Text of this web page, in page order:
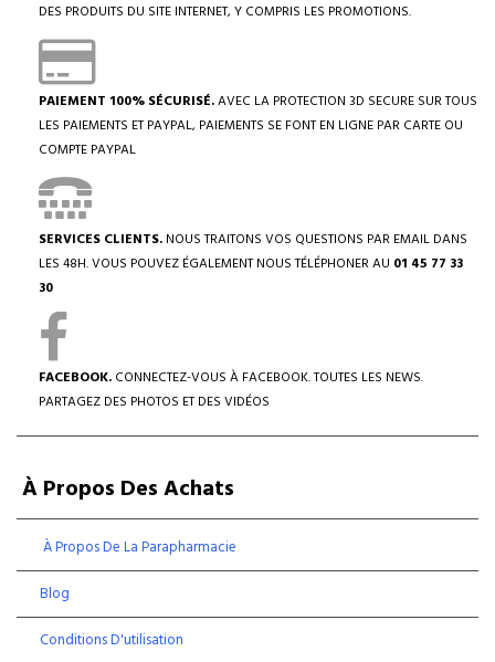
DES PRODUITS DU SITE INTERNET, Y COMPRIS LES PROMOTIONS.
PAIEMENT 100% SÉCURISÉ.AVEC LA PROTECTION 3D SECURE SUR TOUS
LES PAIEMENTS ET PAYPAL, PAIEMENTS SE FONT EN LIGNE PAR CARTE OU
COMPTE PAYPAL
SERVICES CLIENTS. NOUS TRAITONS VOS QUESTIONS PAR EMAIL DANS
LES 48H. VOUS POUVEZ ÉGALEMENT NOUS TÉLÉPHONER AU 01 45 77 33
30
FACEBOOK. CONNECTEZ-VOUS À FACEBOOK. TOUTES LES NEWS.
PARTAGEZ DES PHOTOS ET DES VIDÉOS
À Propos Des Achats
À Propos De La Parapharmacie
Blog
Conditions D'utilisation